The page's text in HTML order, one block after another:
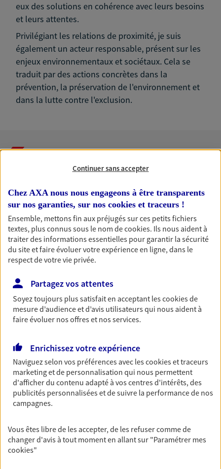
eux des solutions en cohérence avec leurs besoins
et leurs attentes.
Privilégiant les relations de proximité, je suis
également un acteur responsable, présent sur les
enjeux environnementaux et sociétaux. Cela se
traduit par des actions concrètes dans la
prévention, la préservation de l'environnement et
dans la lutte contre l'exclusion.
Nos expertises
Accompagner les
professionnels et les
entreprises
Comme vous, nous sommes des indépendants. Nous
bâtissons ensemble des solutions cohérentes pour
vous-même et votre famille.
Accompagner vos projets de
Achat immobilier, installation, départ à la retraite…
Autant de moments de vie qui nécessitent des solutions
d'assurance et d'épargne. Recevez un conseil d'expert
cohérent avec vos besoins
épargne
De nombreuses solutions s'offrent à vous pour faire
Continuer sans accepter
Chez AXA nous nous engageons à être transparents
sur nos garanties, sur nos cookies et traceurs !
Ensemble, mettons fin aux préjugés sur ces petits fichiers
textes, plus connus sous le nom decookies. Ils nous aident à
traiter des informations essentielles pour garantir la sécurité
du site et faire évoluer votre expérience en ligne, dans le
respect de votre vie privée.
Partagez vos attentes
Soyez toujours plus satisfait en acceptant lescookiesde
mesure d’audience et d’avis utilisateurs qui nous aident à
faire évoluer nos offres et nos services.
Enrichissez votre expérience
Naviguez selon vos préférences avec lescookies et traceurs
marketing et de personnalisation qui nous permettent
d'afficher du contenu adapté à vos centres d'intérêts, des
publicités personnalisées et de suivre la performance de nos
campagnes.
Vous êtes libre de les accepter, de les refuser comme de
changer d'avis à tout moment en allant sur "Paramétrer mes
cookies"